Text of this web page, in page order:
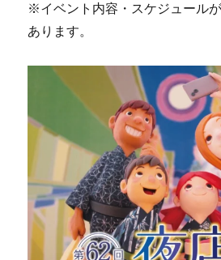
※イベント内容・スケジュール
あります。